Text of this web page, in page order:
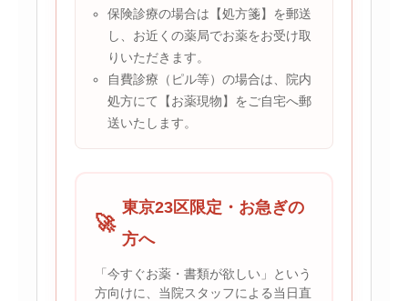
保険診療の場合は【処方箋】を郵送
し、お近くの薬局でお薬をお受け取
りいただきます。
自費診療（ピル等）の場合は、院内
処方にて【お薬現物】をご自宅へ郵
送いたします。
🚀
東京23区限定・お急ぎの
方へ
「今すぐお薬・書類が欲しい」という
方向けに、当院スタッフによる当日直